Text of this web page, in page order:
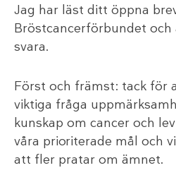
Jag har läst ditt öppna
Bröstcancerförbundet
svara.
Först och främst: tack för
viktiga fråga
kunskap om cancer och
våra prioriterade mål och
att fler pratar om ämnet.